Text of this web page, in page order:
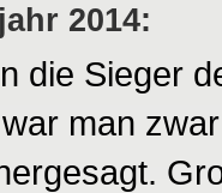
2014:
die Sieger
man